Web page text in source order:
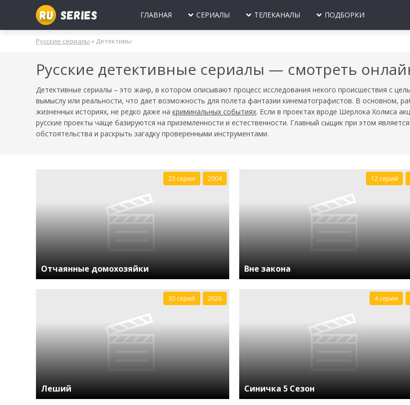
ГЛАВНАЯ СЕРИАЛЫ
2025 2024 2023 2022
РОССИЯ УКРАИНА БЕЛАРУСЬ СССР
ВОЕННЫЕ
ДЕТЕКТИВЫ
ДОКУМЕНТАЛЬНЫЕ
КРИМИНАЛЬНЫЕ
МЕЛОДРАМЫ
МИСТИКА
ТЕЛЕКАНАЛЫ
ПОДБОРКИ
МОЛОДЕЖНЫЕ
НОВОГОДНИЕ
ПРО ВРАЧЕЙ
ПРО ДЕРЕВНЮ
ПРО ШПИОНОВ
ВЕЛИКАЯ ОТЕЧЕСТВЕННАЯ
ВОЙНА
ПРО ВТОРУЮ МИРОВУЮ
ПРО СОВЕТСКОЕ ВРЕМЯ
ПРО
ПРО
ПРО
ПРО
Русские сериалы » Детективы
Русские детективные сериалы — смотреть
Детективные сериалы – это жанр, в котором описывают процесс исследования некого происшествия с
вымыслу или реальности, что дает возможность для полета фантазии кинематографистов. В основном,
жизненных историях, не редко даже на криминальных событиях. Если в проектах вроде Шерлока Холмса
русские проекты чаще базируются на приземленности и естественности. Главный сыщик при этом
обстоятельства и раскрыть загадку проверенными инструментами.
Отчаянные домохозяйки
23 серии 2004
Вне закона
12 серий
Леший
30 серий 2026
Синичка 5 Сезон
4 серии